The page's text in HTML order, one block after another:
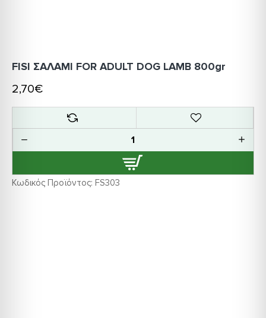
Κωδικός Προϊόντος: FS303
FISI ΣΑΛΑΜΙ FOR ADULT DOG LAMB 800gr
2,70€